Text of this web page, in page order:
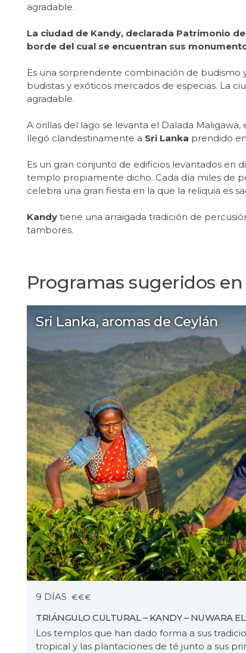
agradable.
La ciudad de Kandy, declarada Patrimonio
borde del cual se encuentran sus
Es una sorprendente combinación de budismo
budistas y exóticos mercados de especias. La
agradable.
A orillas del lago se levanta el Dalada
llegó clandestinamente a Sri Lanka prendido
Es un gran conjunto de edificios levantados en
templo propiamente dicho. Cada día miles de
celebra una gran fiesta en la que la reliquia es
Kandy tiene una arraigada tradición de
Programas sugeridos
Sri Lanka, aromas de Ceylán
9 DÍAS €€€
TRIÁNGULO CULTURAL – KANDY – NUWARA
Los templos que han dado forma a sus
tropical y las plantaciones de té junto a sus